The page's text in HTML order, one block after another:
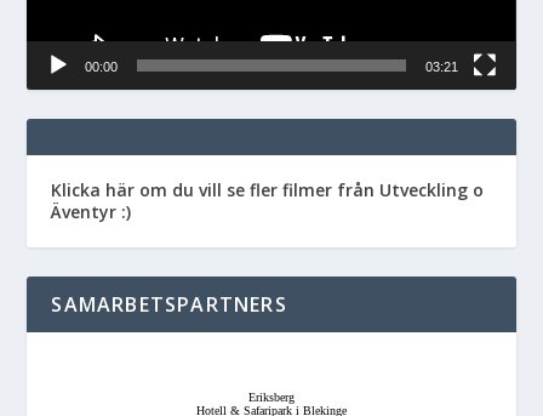
00:00 03:21
Klicka här om du vill se fler filmer från Utveckling o
Äventyr :)
SAMARBETSPARTNERS
Eriksberg
Hotell & Safaripark i Blekinge